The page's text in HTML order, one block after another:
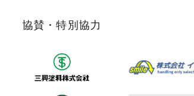
協賛・特別協力